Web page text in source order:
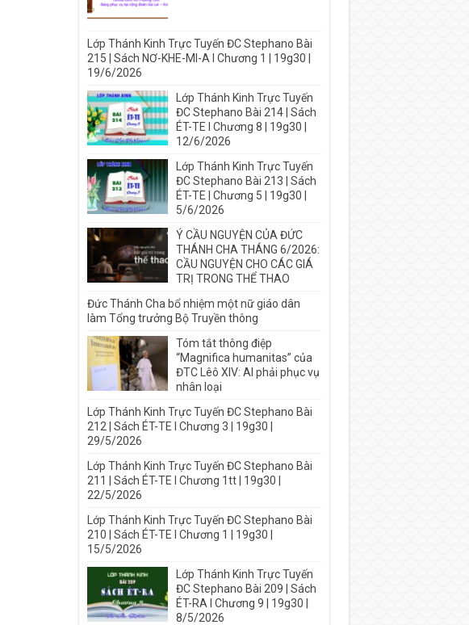
Lớp Thánh Kinh Trực Tuyến ĐC Stephano Bài
215 | Sách NƠ-KHE-MI-A I Chương 1 | 19g30 |
19/6/2026
Lớp Thánh Kinh Trực Tuyến
ĐC Stephano Bài 214 | Sách
ÉT-TE I Chương 8 | 19g30 |
12/6/2026
Lớp Thánh Kinh Trực Tuyến
ĐC Stephano Bài 213 | Sách
ÉT-TE | Chương 5 | 19g30 |
5/6/2026
Ý CẦU NGUYỆN CỦA ĐỨC
THÁNH CHA THÁNG 6/2026:
CẦU NGUYỆN CHO CÁC GIÁ
TRỊ TRONG THỂ THAO
Đức Thánh Cha bổ nhiệm một nữ giáo dân
làm Tổng trưởng Bộ Truyền thông
Tóm tắt thông điệp
“Magnifica humanitas” của
ĐTC Lêô XIV: AI phải phục vụ
nhân loại
Lớp Thánh Kinh Trực Tuyến ĐC Stephano Bài
212 | Sách ÉT-TE I Chương 3 | 19g30 |
29/5/2026
Lớp Thánh Kinh Trực Tuyến ĐC Stephano Bài
211 | Sách ÉT-TE I Chương 1tt | 19g30 |
22/5/2026
Lớp Thánh Kinh Trực Tuyến ĐC Stephano Bài
210 | Sách ÉT-TE I Chương 1 | 19g30 |
15/5/2026
Lớp Thánh Kinh Trực Tuyến
ĐC Stephano Bài 209 | Sách
ÉT-RA I Chương 9 | 19g30 |
8/5/2026